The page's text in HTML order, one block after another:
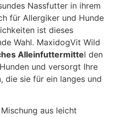
Nassfutter in ihrem
für Allergiker und Hunde
ist dieses
Wahl. MaxidogVit Wild
Alleinfuttermittel den
und versorgt Ihre
die sie für ein langes und
aus leicht